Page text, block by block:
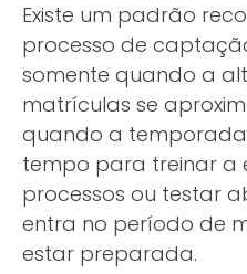
Existe um padrão
processo de
somente quando a
matrículas se
quando a
tempo para treinar a
processos ou testar
entra no período de
estar preparada.